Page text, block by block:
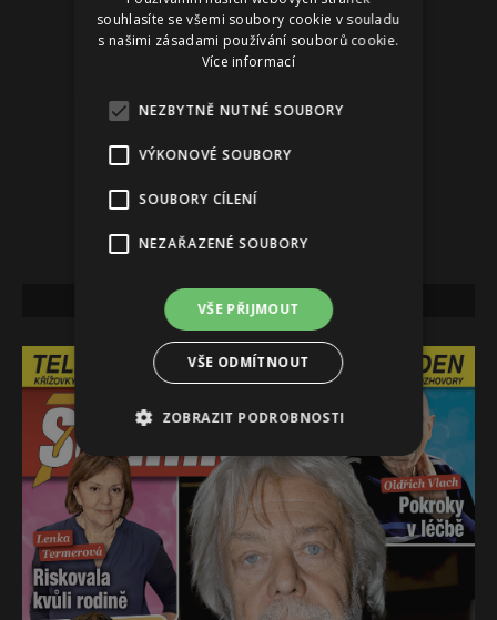
NEJNOVĚJŠÍ VYDÁNÍ
souhlasíte se všemi soubory cookie v souladu
s našimi zásadami používání souborů cookie.
Více informací
NEZBYTNĚ NUTNÉ SOUBORY
VÝKONOVÉ SOUBORY
SOUBORY CÍLENÍ
NEZAŘAZENÉ SOUBORY
VŠE PŘIJMOUT
VŠE ODMÍTNOUT
ZOBRAZIT PODROBNOSTI